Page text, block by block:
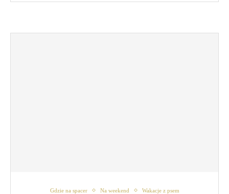
Gdzie na spacer Na weekend Wakacje z psem